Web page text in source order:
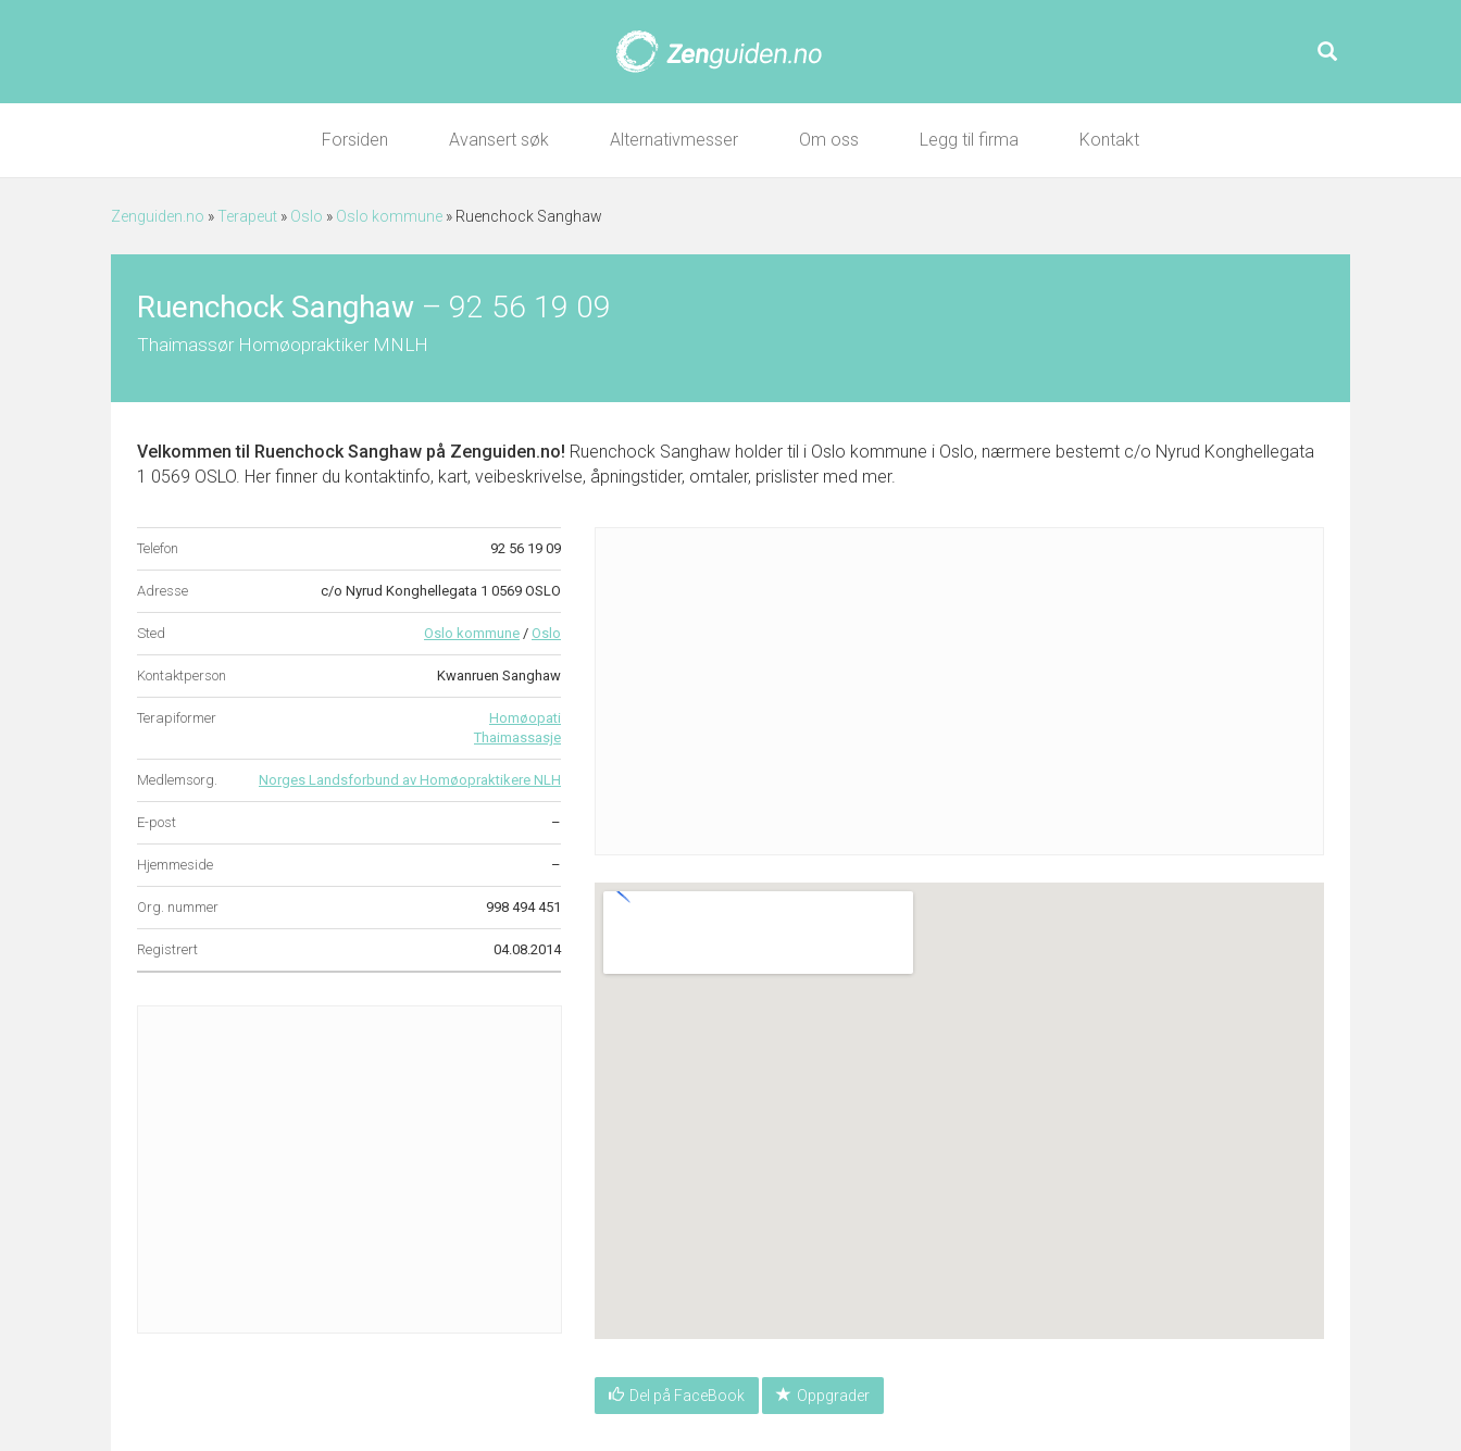
Forsiden Avansert søk Alternativmesser Om oss Legg til firma Kontakt
Zenguiden.no »Terapeut » Oslo » Oslo kommune » Ruenchock Sanghaw
Ruenchock Sanghaw – 92 56 19 09
Thaimassør Homøopraktiker MNLH
Velkommen til Ruenchock Sanghaw på Zenguiden.no! Ruenchock Sanghaw holder til i Oslo kommune i Oslo, nærmere bestemt c/o Nyrud Konghellegata
1 0569 OSLO. Her finner du kontaktinfo, kart, veibeskrivelse, åpningstider, omtaler, prislister med mer.
Telefon 92 56 19 09
Adresse c/o Nyrud Konghellegata 1 0569 OSLO
Sted Oslo kommune / Oslo
Kontaktperson Kwanruen Sanghaw
Terapiformer
Homøopati
Thaimassasje
Medlemsorg. Norges Landsforbund av Homøopraktikere NLH
E-post –
Hjemmeside –
Org. nummer 998 494 451
Registrert 04.08.2014
Del på FaceBook Oppgrader